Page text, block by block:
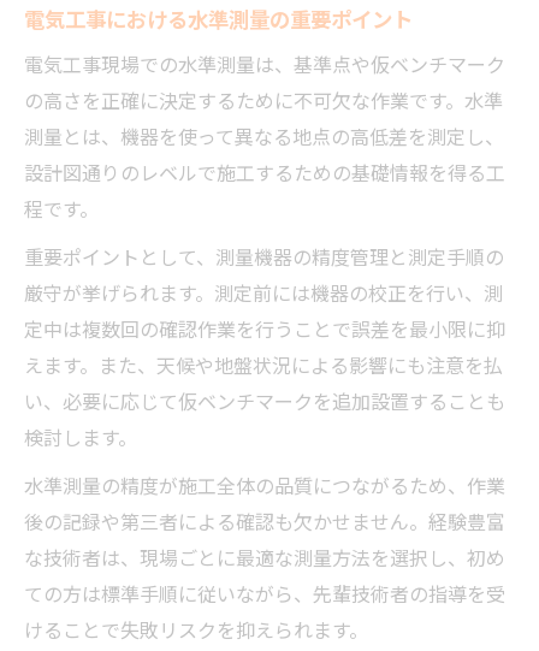
電気工事における水準測量の重要ポイント
電気工事現場での水準測量は、基準点や仮ベンチマーク
の高さを正確に決定するために不可欠な作業です。水準
測量とは、機器を使って異なる地点の高低差を測定し、
設計図通りのレベルで施工するための基礎情報を得る工
程です。
重要ポイントとして、測量機器の精度管理と測定手順の
厳守が挙げられます。測定前には機器の校正を行い、測
定中は複数回の確認作業を行うことで誤差を最小限に抑
えます。また、天候や地盤状況による影響にも注意を払
い、必要に応じて仮ベンチマークを追加設置することも
検討します。
水準測量の精度が施工全体の品質につながるため、作業
後の記録や第三者による確認も欠かせません。経験豊富
な技術者は、現場ごとに最適な測量方法を選択し、初め
ての方は標準手順に従いながら、先輩技術者の指導を受
けることで失敗リスクを抑えられます。